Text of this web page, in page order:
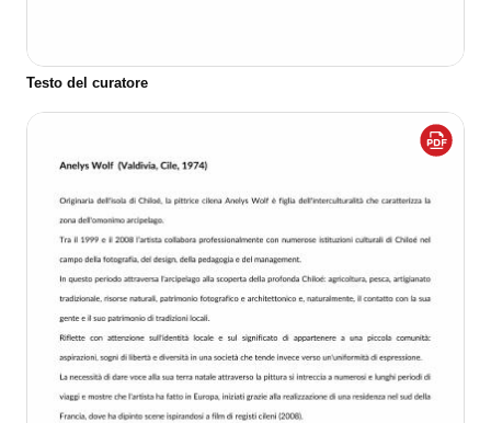
Testo del curatore